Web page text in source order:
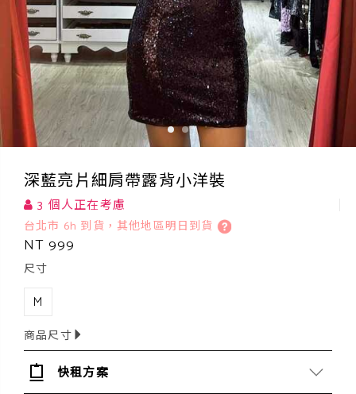
深藍亮片細肩帶露背小洋裝
3 個人正在考慮
台北市 6h 到貨，其他地區明日到貨
NT 999
尺寸
M
商品尺寸
快租方案